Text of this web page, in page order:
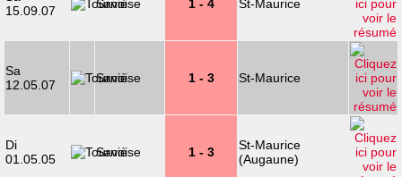
15.09.07
Savièse 1 - 4 St-Maurice
Sa
12.05.07
Savièse 1 - 3 St-Maurice
Di
01.05.05
Savièse 1 - 3
St-Maurice
(Augaune)